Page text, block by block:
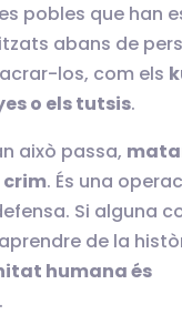
pobles que han
abans de
los, com els
o els tutsis.
això passa,
crim. És una
Si alguna
de la
humana és
.